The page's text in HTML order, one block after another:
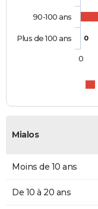
0
90-100 ans
Plus de 100 ans
0
Mialos
Moins de 10 ans
De 10 à 20 ans